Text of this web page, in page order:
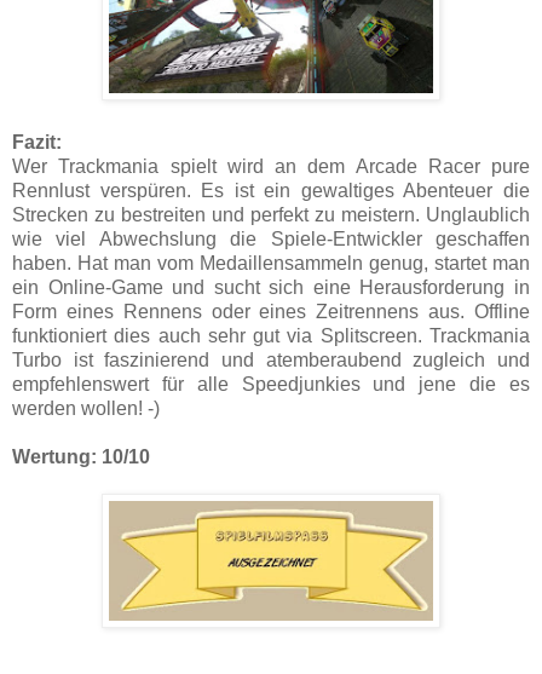
Fazit:
Wer Trackmania spielt wird an dem Arcade Racer pure
Rennlust verspüren. Es ist ein gewaltiges Abenteuer die
Strecken zu bestreiten und perfekt zu meistern. Unglaublich
wie viel Abwechslung die Spiele-Entwickler geschaffen
haben. Hat man vom Medaillensammeln genug, startet man
ein Online-Game und sucht sich eine Herausforderung in
Form eines Rennens oder eines Zeitrennens aus. Offline
funktioniert dies auch sehr gut via Splitscreen. Trackmania
Turbo ist faszinierend und atemberaubend zugleich und
empfehlenswert für alle Speedjunkies und jene die es
werden wollen! -)
Wertung: 10/10